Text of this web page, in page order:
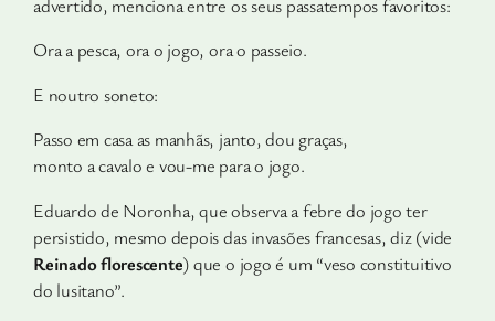
advertido, menciona entre os seus passatempos favoritos:
Ora a pesca, ora o jogo, ora o passeio.
E noutro soneto:
Passo em casa as manhãs, janto, dou graças,
monto a cavalo e vou-me para o jogo.
Eduardo de Noronha, que observa a febre do jogo ter
persistido, mesmo depois das invasões francesas, diz (vide
Reinado florescente) que o jogo é um “veso constituitivo
do lusitano”.